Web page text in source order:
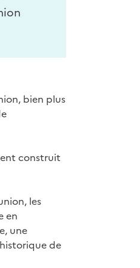
bien plus
construit
les
en
une
de